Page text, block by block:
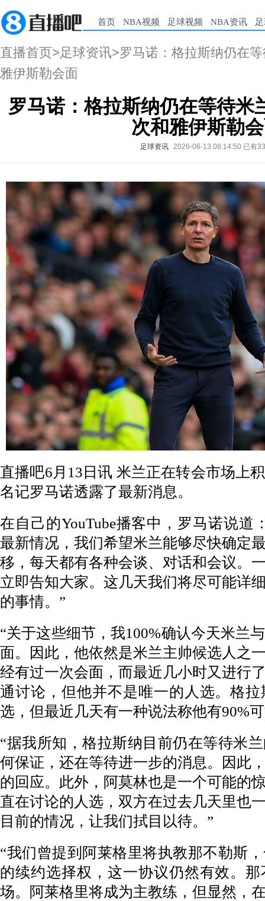
首页 NBA视频 足球视频 NBA资讯
直播首页>足球资讯>罗马诺：格拉斯纳仍在
雅伊斯勒会面
罗马诺：格拉斯纳仍在等待米
次和雅伊斯勒
足球资讯 2026-06-13 08:14:50 已有
直播吧6月13日讯 米兰正在转会市场上
名记罗马诺透露了最新消息。
在自己的YouTube播客中，罗马诺说道
最新情况，我们希望米兰能够尽快确定
移，每天都有各种会谈、对话和会议。
立即告知大家。这几天我们将尽可能详
的事情。”
“关于这些细节，我100%确认今天米兰
面。因此，他依然是米兰主帅候选人之
经有过一次会面，而最近几小时又进行
通讨论，但他并不是唯一的人选。格
选，但最近几天有一种说法称他有90%
“据我所知，格拉斯纳目前仍在等待米
何保证，还在等待进一步的消息。因此
的回应。此外，阿莫林也是一个可能的
直在讨论的人选，双方在过去几天里也
目前的情况，让我们拭目以待。”
“我们曾提到阿莱格里将执教那不勒斯
的续约选择权，这一协议仍然有效。
场。阿莱格里将成为主教练，但显然，